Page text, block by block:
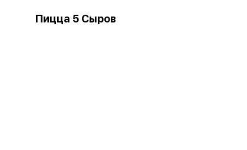
Пицца 5 Сыров